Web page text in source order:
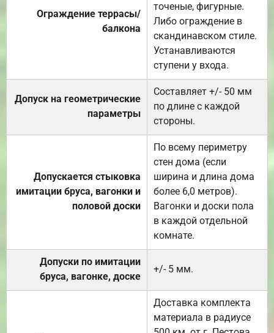
Ограждение террасы/
балкона
точеные, фигурные.
Либо ограждение в
скандинавском стиле.
Устанавливаются
ступени у входа.
Допуск на геометрические
параметры
Составляет +/- 50 мм
по длине с каждой
стороны.
Допускается стыковка
имитации бруса, вагонки и
половой доски
По всему периметру
стен дома (если
ширина и длина дома
более 6,0 метров).
Вагонки и доски пола
в каждой отдельной
комнате.
Допуски по имитации
бруса, вагонке, доске
+/- 5 мм.
Доставка комплекта
материала в радиусе